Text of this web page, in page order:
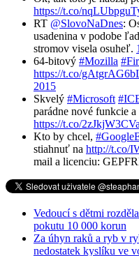
https://t.co/
RT @SlovoNaDnes:
usadenina v podobe
stromov visela osuheľ.
64-bitový #Mozilla
https://t.co/
2015
Skvelý #Microsoft
parádne nové funkcie
https://t.co/2zJkjW3CVa
Kto by chcel,
stiahnuť na http://t.co/
mail a licenciu:
Vedoucí s dětmi
pokutu 10 000 korun
Za úhyn raků a ryb v
nedostatek kyslíku ve